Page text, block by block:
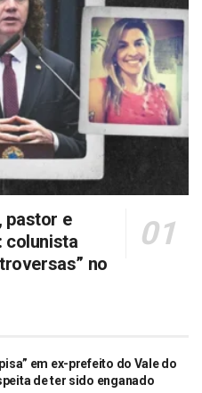
pastor e
colunista
no
em ex-prefeito do Vale do
de ter sido enganado